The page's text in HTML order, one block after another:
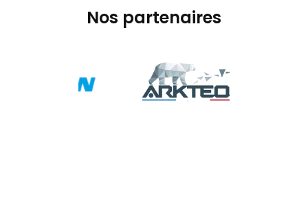
Nos partenaires